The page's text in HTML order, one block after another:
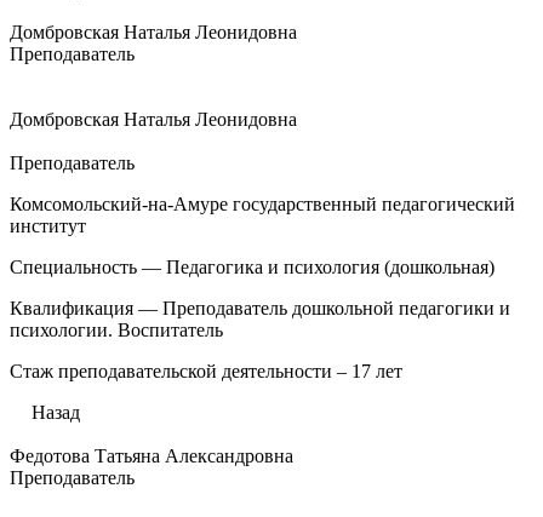
Домбровская Наталья Леонидовна
Преподаватель
Домбровская Наталья Леонидовна
Преподаватель
Комсомольский-на-Амуре государственный педагогический
институт
Специальность — Педагогика и психология (дошкольная)
Квалификация — Преподаватель дошкольной педагогики и
психологии. Воспитатель
Стаж преподавательской деятельности – 17 лет
Назад
Федотова Татьяна Александровна
Преподаватель